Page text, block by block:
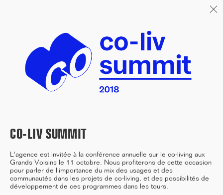
06/26
A+AWARDS WINNER
04/26
CO-LIV SUMMIT
L'agence est invitée à la conférence annuelle sur le co-living aux
Grands Voisins le 11 octobre. Nous profiterons de cette occasion
pour parler de l'importance du mix des usages et des
communautés dans les projets de co-living, et des possibilités de
développement de ces programmes dans les tours.